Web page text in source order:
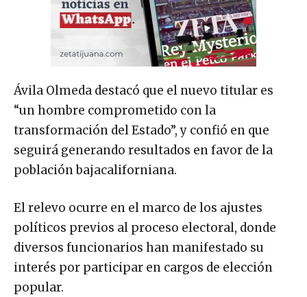
Ávila Olmeda destacó que el nuevo titular es
“un hombre comprometido con la
transformación del Estado”, y confió en que
seguirá generando resultados en favor de la
población bajacaliforniana.
El relevo ocurre en el marco de los ajustes
políticos previos al proceso electoral, donde
diversos funcionarios han manifestado su
interés por participar en cargos de elección
popular.